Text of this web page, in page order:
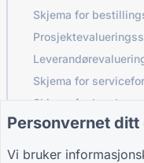
Skjema for
Skjema for
Skjema for
Personvernet
Vi bruker